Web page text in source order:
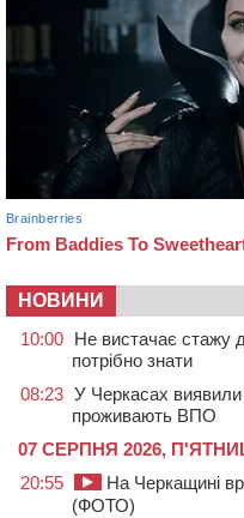
НОВИНИ
10:00 Не вистачає стажу
потрібно знати
08:23 У Черкасах виявили
проживають ВПО
07 СЕРПНЯ 2026,
20:55
На Черкащині
(ФОТО)